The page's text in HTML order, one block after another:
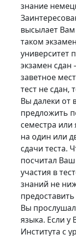
знание
высылает
таком
университет
экзамен сдан
заветное
тест не сдан,
Вы далеки от
предложить
семестра или
на один или
сдачи теста.
посчитал
участия в
знаний не
Вы
языка. Если у
Института с